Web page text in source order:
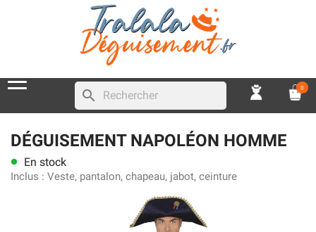
search 0
DÉGUISEMENT NAPOLÉON HOMME
lens En stock
Inclus : Veste, pantalon, chapeau, jabot, ceinture